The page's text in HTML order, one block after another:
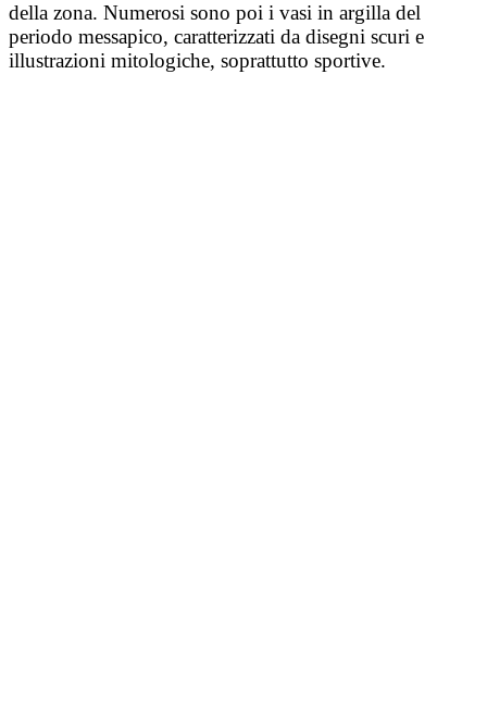
della zona. Numerosi sono poi i vasi in argilla del
periodo messapico, caratterizzati da disegni scuri e
illustrazioni mitologiche, soprattutto sportive.